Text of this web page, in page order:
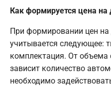
Как формируется цена на
При формировании цен
учитывается следующее:
комплектация. От объема
зависит количество
необходимо